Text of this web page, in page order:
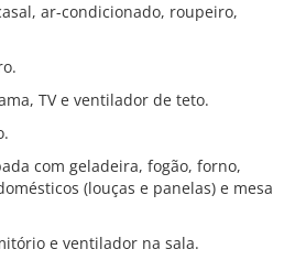
ar-condicionado, roupeiro,
TV e ventilador de teto.
com geladeira, fogão, forno,
(louças e panelas) e mesa
e ventilador na sala.